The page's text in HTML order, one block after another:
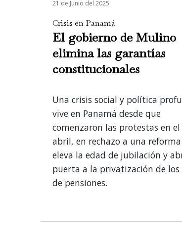
21 de Junio del 2025
Crisis en Panamá
El gobierno de Mulino
elimina las garantías
constitucionales
Una crisis social y política
vive en Panamá desde que
comenzaron las protestas en el
abril, en rechazo a una
eleva la edad de jubilación y
puerta a la privatización de los
de pensiones.